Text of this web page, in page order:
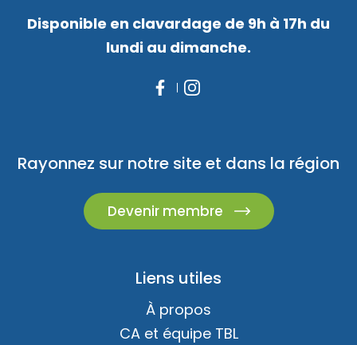
Disponible en clavardage de 9h à 17h du
lundi au dimanche.
Rayonnez sur notre site et dans la région
Devenir membre
Liens utiles
À propos
CA et équipe TBL